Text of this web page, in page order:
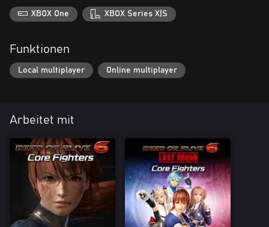
XBOX One XBOX Series X|S
Funktionen
Local multiplayer Online multiplayer
Arbeitet mit